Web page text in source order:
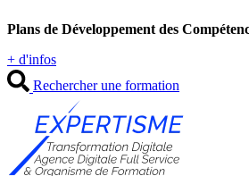
au
Plans de Développement des
+ d'infos
Rechercher une formation